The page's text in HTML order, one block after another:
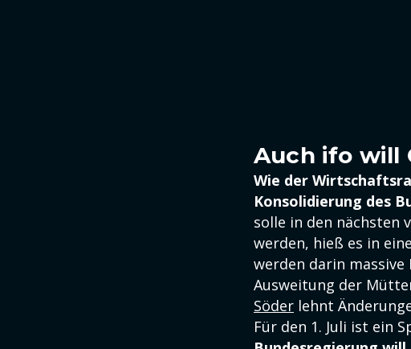
Auch ifo will
Wie der
Konsolidierung des
solle in den nächsten
werden, hieß es in
werden darin massive
Ausweitung der
Söder lehnt
Für den 1. Juli ist ein